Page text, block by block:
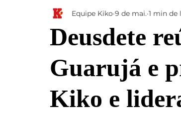
Deusdete
Guarujá e
Kiko e
Equipe Kiko 9 de mai. 1 min de